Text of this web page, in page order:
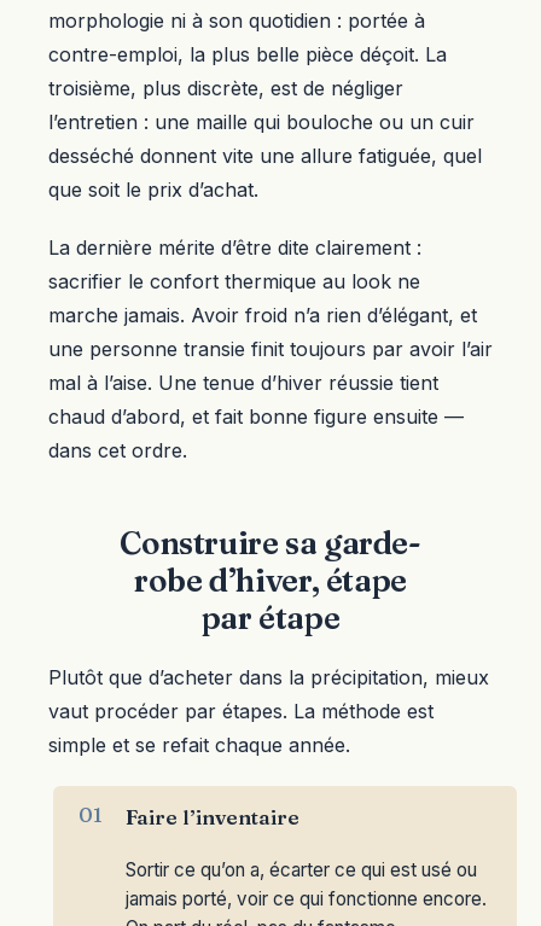
morphologie ni à son quotidien : portée à
contre-emploi, la plus belle pièce déçoit. La
troisième, plus discrète, est de négliger
l’entretien : une maille qui bouloche ou un cuir
desséché donnent vite une allure fatiguée, quel
que soit le prix d’achat.
La dernière mérite d’être dite clairement :
sacrifier le confort thermique au look ne
marche jamais. Avoir froid n’a rien d’élégant, et
une personne transie finit toujours par avoir l’air
mal à l’aise. Une tenue d’hiver réussie tient
chaud d’abord, et fait bonne figure ensuite —
dans cet ordre.
Construire sa garde-
robe d’hiver, étape
par étape
Plutôt que d’acheter dans la précipitation, mieux
vaut procéder par étapes. La méthode est
simple et se refait chaque année.
Faire l’inventaire
Sortir ce qu’on a, écarter ce qui est usé ou
jamais porté, voir ce qui fonctionne encore.